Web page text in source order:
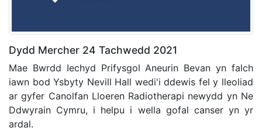
Dydd Mercher 24 Tachwedd 2021
Mae Bwrdd Iechyd Prifysgol Aneurin Bevan yn falch
iawn bod Ysbyty Nevill Hall wedi'i ddewis fel y lleoliad
ar gyfer Canolfan Lloeren Radiotherapi newydd yn Ne
Ddwyrain Cymru, i helpu i wella gofal canser yn yr
ardal.